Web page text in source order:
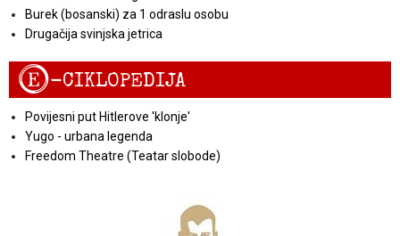
Burek (bosanski) za 1 odraslu osobu
Drugačija svinjska jetrica
E-CIKLOPEDIJA
Povijesni put Hitlerove 'klonje'
Yugo - urbana legenda
Freedom Theatre (Teatar slobode)